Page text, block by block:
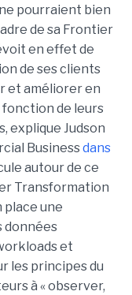
pourraient bien
de sa Frontier
en effet de
de ses clients
et améliorer en
fonction de leurs
explique Judson
Businessdans
autour de ce
Transformation
place une
données
et
les principes du
à « observer,